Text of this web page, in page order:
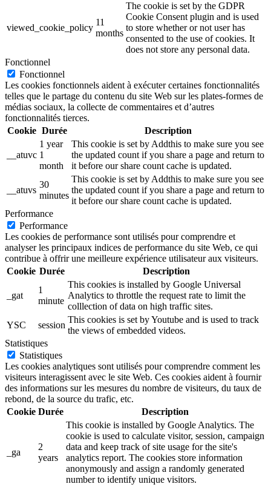
viewed_cookie_policy
11
months
The cookie is set by the GDPR
Cookie Consent plugin and is used
to store whether or not user has
consented to the use of cookies. It
does not store any personal data.
Fonctionnel
Fonctionnel
Les cookies fonctionnels aident à exécuter certaines fonctionnalités
telles que le partage du contenu du site Web sur les plates-formes de
médias sociaux, la collecte de commentaires et d’autres
fonctionnalités tierces.
Cookie Durée Description
__atuvc
1 year
1
month
This cookie is set by Addthis to make sure you see
the updated count if you share a page and return to
it before our share count cache is updated.
__atuvs
30
minutes
This cookie is set by Addthis to make sure you see
the updated count if you share a page and return to
it before our share count cache is updated.
Performance
Performance
Les cookies de performance sont utilisés pour comprendre et
analyser les principaux indices de performance du site Web, ce qui
contribue à offrir une meilleure expérience utilisateur aux visiteurs.
Cookie Durée Description
_gat
1
minute
This cookies is installed by Google Universal
Analytics to throttle the request rate to limit the
colllection of data on high traffic sites.
YSC
session
This cookies is set by Youtube and is used to track
the views of embedded videos.
Statistiques
Statistiques
Les cookies analytiques sont utilisés pour comprendre comment les
visiteurs interagissent avec le site Web. Ces cookies aident à fournir
des informations sur les mesures du nombre de visiteurs, du taux de
rebond, de la source du trafic, etc.
Cookie Durée Description
_ga
2
years
This cookie is installed by Google Analytics. The
cookie is used to calculate visitor, session, campaign
data and keep track of site usage for the site's
analytics report. The cookies store information
anonymously and assign a randomly generated
number to identify unique visitors.